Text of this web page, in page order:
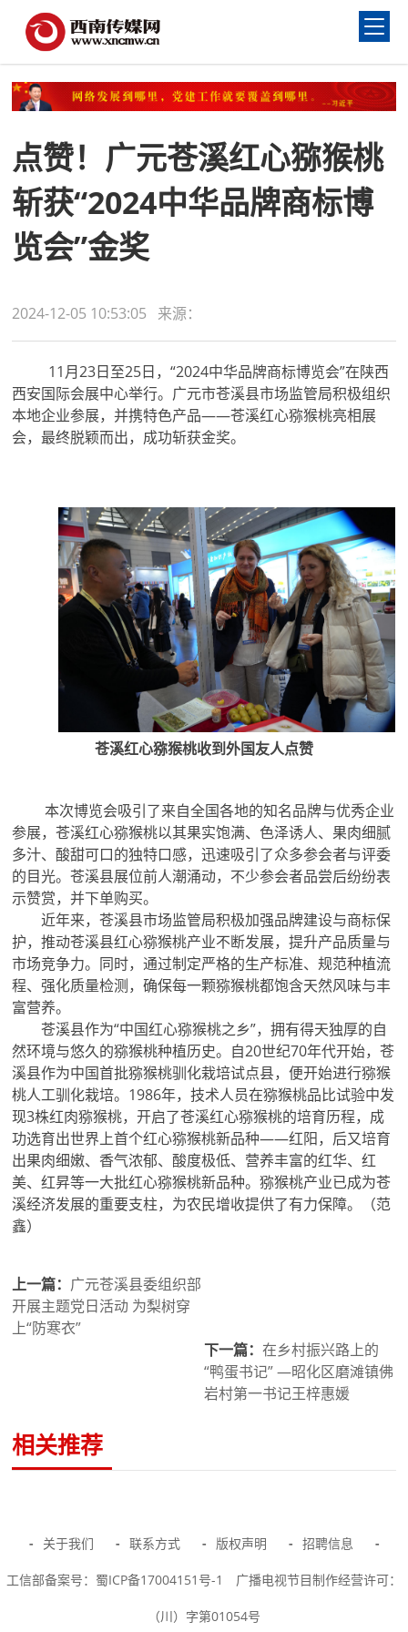
点赞！广元苍溪红心猕猴桃
斩获“2024中华品牌商标博
览会”金奖
2024-12-05 10:53:05 来源：
11月23日至25日，“2024中华品牌商标博览会”在陕西
西安国际会展中心举行。广元市苍溪县市场监管局积极组织
本地企业参展，并携特色产品——苍溪红心猕猴桃亮相展
会，最终脱颖而出，成功斩获金奖。
苍溪红心猕猴桃收到外国友人点赞
本次博览会吸引了来自全国各地的知名品牌与优秀企业
参展，苍溪红心猕猴桃以其果实饱满、色泽诱人、果肉细腻
多汁、酸甜可口的独特口感，迅速吸引了众多参会者与评委
的目光。苍溪县展位前人潮涌动，不少参会者品尝后纷纷表
示赞赏，并下单购买。
近年来，苍溪县市场监管局积极加强品牌建设与商标保
护，推动苍溪县红心猕猴桃产业不断发展，提升产品质量与
市场竞争力。同时，通过制定严格的生产标准、规范种植流
程、强化质量检测，确保每一颗猕猴桃都饱含天然风味与丰
富营养。
苍溪县作为“中国红心猕猴桃之乡”，拥有得天独厚的自
然环境与悠久的猕猴桃种植历史。自20世纪70年代开始，苍
溪县作为中国首批猕猴桃驯化栽培试点县，便开始进行猕猴
桃人工驯化栽培。1986年，技术人员在猕猴桃品比试验中发
现3株红肉猕猴桃，开启了苍溪红心猕猴桃的培育历程，成
功选育出世界上首个红心猕猴桃新品种——红阳，后又培育
出果肉细嫩、香气浓郁、酸度极低、营养丰富的红华、红
美、红昇等一大批红心猕猴桃新品种。猕猴桃产业已成为苍
溪经济发展的重要支柱，为农民增收提供了有力保障。（范
鑫）
上一篇： 广元苍溪县委组织部
开展主题党日活动 为梨树穿
上“防寒衣”
下一篇： 在乡村振兴路上的
“鸭蛋书记” —昭化区磨滩镇佛
岩村第一书记王梓惠媛
相关推荐
- 关于我们 - 联系方式 - 版权声明 - 招聘信息 -
工信部备案号：蜀ICP备17004151号-1 广播电视节目制作经营许可：
（川）字第01054号